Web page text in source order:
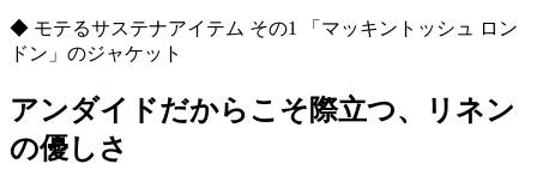
◆ モテるサステナアイテム その1 「マッキントッシュ ロン
ドン」のジャケット
アンダイドだからこそ際立つ、リネン
の優しさ